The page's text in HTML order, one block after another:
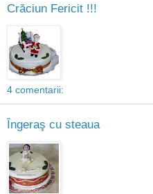
Crăciun Fericit !!!
4 comentarii:
Îngeraş cu steaua